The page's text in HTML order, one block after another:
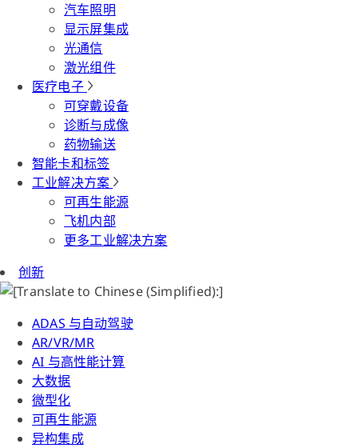
汽车照明
显示屏集成
光通信
激光组件
医疗电子
可穿戴设备
诊断与成像
药物输送
智能卡和标签
工业解决方案
可再生能源
飞机内部
更多工业解决方案
创新
ADAS 与自动驾驶
AR/VR/MR
AI 与高性能计算
大数据
微型化
可再生能源
异构集成